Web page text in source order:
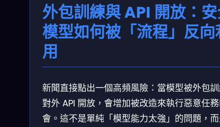
外包訓練與 API 開放：
模型如何被「流程」反向
用
新聞直接點出一個高頻風險：當模型被外包
對外 API 開放，會增加被改造來執行惡意任
會。這不是單純「模型能力太強」的問題，